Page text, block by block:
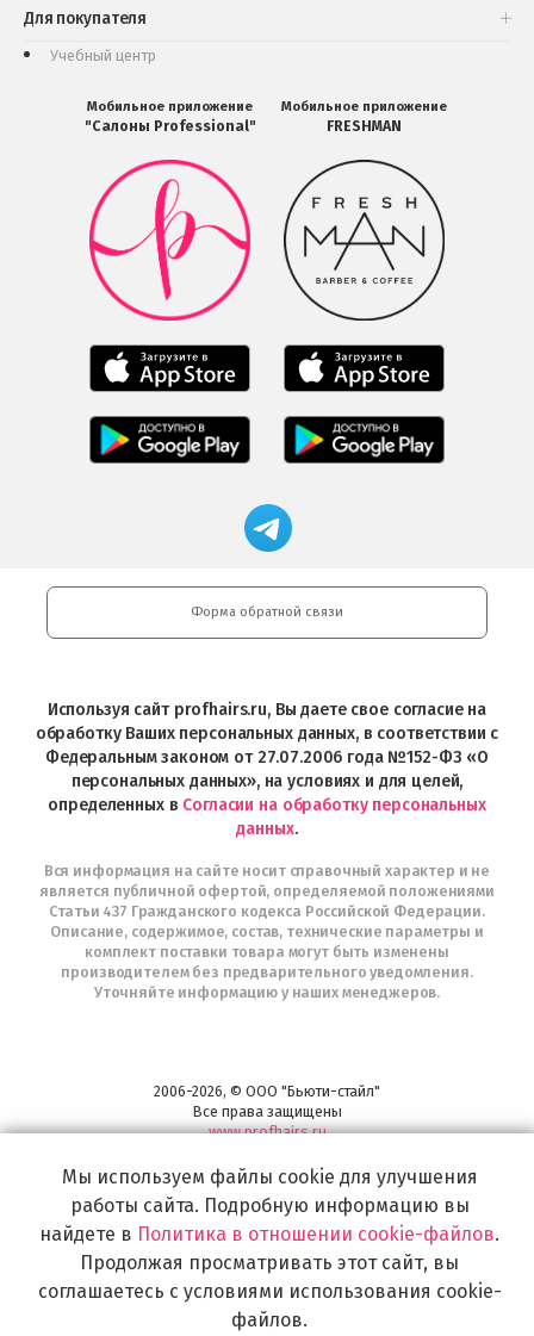
Для покупателя
Учебный центр
Мобильное приложение
"Салоны Professional"
Мобильное
приложение
Салоны
Professional
загрузить
в
Google
Мобильное
приложение
Professional
загрузить
Мобильное
приложение
Professional
загрузить
Play
Мобильное приложение
FRESHMAN
Мобильное
приложение
FRESHMAN
в
Google
Play
Мобильное
приложение
загрузить
в
Мобильное
приложение
Магазин
профессиональной
Professional
и
Интернет-
Telegram
Форма обратной связи
Используя сайт profhairs.ru, Вы даете свое согласие на
обработку Ваших персональных данных, в соответствии с
Федеральным законом от 27.07.2006 года №152-ФЗ «О
персональных данных», на условиях и для целей,
определенных в Согласии на обработку персональных
данных.
Вся информация на сайте носит справочный характер и не
является публичной офертой, определяемой положениями
Статьи 437 Гражданского кодекса Российской Федерации.
Описание, содержимое, состав, технические параметры и
комплект поставки товара могут быть изменены
производителем без предварительного уведомления.
Уточняйте информацию у наших менеджеров.
2006-2026, © ООО "Бьюти-стайл"
Все права защищены
www.profhairs.ru
воплощения
самых изысканных и необычных идей по созданию Вашего образа и стиля.
Мы используем файлы cookie для улучшения
работы сайта. Подробную информацию вы
найдете в Политика в отношении cookie-файлов.
Продолжая просматривать этот сайт, вы
соглашаетесь с условиями использования cookie-
файлов.